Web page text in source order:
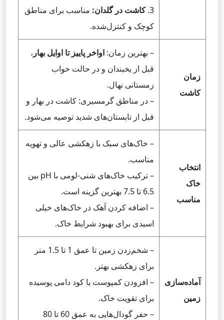
3. کاشت در گلدان: مناسب برای مناطق
کوچک و کنترل‌شده.
زمان
کاشت
– بهترین زمان: اواخر پاییز تا اوایل بهار ،
قبل از یخبندان و در حالت خواب
زمستانی نهال.
– در مناطق گرمسیری: کاشت در بهار و
قبل از تابستان‌های شدید توصیه می‌شود.
انتخاب
خاک
مناسب
– خاک‌های سبک با زهکشی عالی و تهویه
مناسب.
– ترکیب خاک‌های شنی-لومی با pH بین
6.5 تا 7.5 بهترین گزینه است.
– اضافه کردن آهک در خاک‌های خیلی
اسیدی برای بهبود شرایط خاک.
آماده‌سازی
زمین
– شخم‌زدن زمین تا عمق 1 تا 1.5 متر
برای زهکشی بهتر.
– افزودن کمپوست یا کود دامی پوسیده
برای تقویت خاک.
– حفر گودال‌هایی به عمق 60 تا 80